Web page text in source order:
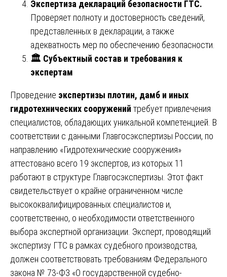
Экспертиза деклараций безопасности ГТС.
Проверяет полноту и достоверность сведений,
представленных в декларации, а также
адекватность мер по обеспечению безопасности.
🏛 ️ Субъектный состав и требования к
экспертам
Проведение экспертизы плотин, дамб и иных
гидротехнических сооружений требует привлечения
специалистов, обладающих уникальной компетенцией. В
соответствии с данными Главгосэкспертизы России, по
направлению «Гидротехнические сооружения»
аттестовано всего 19 экспертов, из которых 11
работают в структуре Главгосэкспертизы. Этот факт
свидетельствует о крайне ограниченном числе
высококвалифицированных специалистов и,
соответственно, о необходимости ответственного
выбора экспертной организации. Эксперт, проводящий
экспертизу ГТС в рамках судебного производства,
должен соответствовать требованиям Федерального
закона № 73-ФЗ «О государственной судебно-